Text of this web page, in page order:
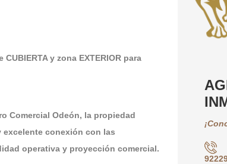
y zona EXTERIOR para
Comercial Odeón, la propiedad
excelente conexión con las
operativa y proyección comercial.